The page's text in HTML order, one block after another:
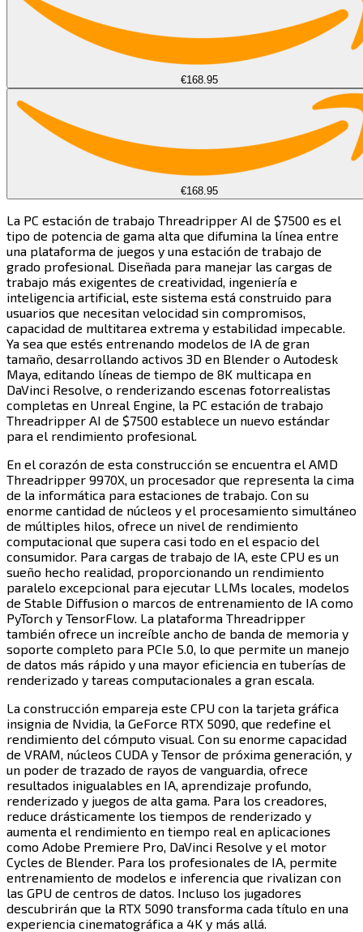
€168.95
€168.95
La PC estación de trabajo Threadripper AI de $7500 es el
tipo de potencia de gama alta que difumina la línea entre
una plataforma de juegos y una estación de trabajo de
grado profesional. Diseñada para manejar las cargas de
trabajo más exigentes de creatividad, ingeniería e
inteligencia artificial, este sistema está construido para
usuarios que necesitan velocidad sin compromisos,
capacidad de multitarea extrema y estabilidad impecable.
Ya sea que estés entrenando modelos de IA de gran
tamaño, desarrollando activos 3D en Blender o Autodesk
Maya, editando líneas de tiempo de 8K multicapa en
DaVinci Resolve, o renderizando escenas fotorrealistas
completas en Unreal Engine, la PC estación de trabajo
Threadripper AI de $7500 establece un nuevo estándar
para el rendimiento profesional.​​​​‌ ‍ ​‍​‍‌‍ ‌ ​‍‌‍‍‌‌‍‌ ‌‍‍‌‌‍ ‍​‍​‍​ ‍‍​‍​‍‌ ​ ‌‍​‌‌‍ ‍‌‍‍‌‌ ‌​‌ ‍‌​‍ ‍‌‍‍‌‌‍ ​‍​‍​‍ ​​‍​‍‌‍‍​‌ ​‍‌‍‌‌‌‍‌‍​‍​‍​ ‍‍​‍​‍​‍ ‌‍​‌‌‍‌​‌‍ ‌‌‍‍‌‌‍ ‍​‍ ‌‍‍‌‌‍ ‍‌ ‌​‌‍‌‌‌‍ ‍‌ ‌​​‍ ‌‍‌‌‌‍‌​‌‍‍‌‌ ‌​​‍ ‌‍ ‌‌‍ ‌‍‌​‌‍‌‌​ ‌‌ ​​‌ ​‍‌‍‌‌‌ ​ ‌‍‌‌‌‍ ‍‌ ‌​‌‍​‌‌ ‌​‌‍‍‌‌‍ ‌‍ ‍​ ‍ ‌‍‍‌‌‍‌​​ ‌​ ‌ ​ ​ ‌‍‌‌​ ​ ​ ‌​‌‍‌‌​ ‌‍​ ‌‍​‍ ‌​ ‌‌​ ‌‌​ ‌ ​ ​​​‍ ‌​ ‌​​ ‌‍‌‍​ ‌‍​‍​‍ ‌‌‍​‍‌‍‌‍​ ‍​​ ‌ ​‍ ‌​ ​‍‌‍​ ​ ‌‌​ ‌​​ ‍‌​ ‌‌‌‍‌​​ ​ ​ ‌ ​ ‍​​ ‌‍​ ‌​​ ‍ ‌ ‌​‌ ‍‌‌ ​​‌‍‌‌​ ‌‌‍​‍‌ ‌‌‌‍‍‌‌‍ ​‌‍‌​​ ‍ ‌ ​​‌‍​‌‌ ‌​‌‍‍​​ ‌‌‍‍‌​ ​‌​ ‍​‌‍ ‍‌‌ ‌‍ ​‌‍ ‌‍ ‍‌‍‌ ‌‌ ‌‍‌​‌‍‌‌‌ ​ ‌‍​ ​‍‌‌​ ‌‌‌​​‍‌‌ ‌‍‍ ‌‍‌‌‌ ‍‌​‍‌‌​ ​ ‌​‌​​‍‌‌​ ​ ‌​‌​​‍‌‌​ ​‍​ ​‍‌‍‌‌‌ ​ ​‍‌‌​ ​‍​ ​‍​‍‌‌​ ‌‌‌​‌​​‍ ‍‌ ‌‍‌‍​‌‌‍ ​‌ ‌‌‌‍‌‌​‍‌‌​ ‌‌‌​​‍‌‌ ‌‍‍ ‌‍‌‌‌ ‍‌​‍‌‌​ ​ ‌​‌​​‍‌‌​ ​ ‌​‌​​‍‌‌​ ​‍​ ​‍‌‍‌‌​ ‍​‌‍‌‌‌‍​ ‌‍​‌‌‍‌​​ ​ ​ ‍‌‌‍‌​‌‍‌​​ ‍​‌‍​ ​‍‌‌​ ​‍​ ​‍​‍‌‌​ ‌‌‌​‌​​‍ ‍‌‍​ ‌‍‍​‌‍‍‌‌‍ ​‌‍‌​‌ ​‍‌‍‌‌‌‍ ‍​‍‌‌​ ‌‌‌​​‍‌‌ ‌‍‍ ‌‍‌‌‌ ‍‌​‍‌‌​ ​ ‌​‌​​‍‌‌​ ​ ‌​‌​​‍‌‌​ ​‍​ ​‍‌‍​‍​ ‍‌‌‍‌​​ ‍​​ ​‌​ ​ ​ ‌‍​ ‍​​ ‍‌​ ‌ ​ ​‌​ ‌ ​‍‌‌​ ​‍​ ​‍​‍‌‌​ ‌‌‌​‌​​‍ ‍‌ ‌​‌‍‌‌‌ ‍​‌ ‌​​ ‌‍​‍‌‍​‌‌ ​ ‌‍‌‌‌‌‌‌‌ ​‍‌‍ ​​ ‌​‍‌‌​ ​‍‌​‌‍‌‍​‌‌‍‌​‌‍ ‌‌‍‍‌‌‍ ‍​‍‌‍‌‍‍‌‌‍‌​​ ‌​ ‌ ​ ​ ‌‍‌‌​ ​ ​ ‌​‌‍‌‌​ ‌‍​ ‌‍​‍ ‌​ ‌‌​ ‌‌​ ‌ ​ ​​​‍ ‌​ ‌​​ ‌‍‌‍​ ‌‍​‍​‍ ‌‌‍​‍‌‍‌‍​ ‍​​ ‌ ​‍ ‌​ ​‍‌‍​ ​ ‌‌​ ‌​​ ‍‌​ ‌‌‌‍‌​​ ​ ​ ‌ ​ ‍​​ ‌‍​ ‌​​‍‌‍‌ ‌​‌ ‍‌‌ ​​‌‍‌‌​ ‌‌‍​‍‌ ‌‌‌‍‍‌‌‍ ​‌‍‌​​‍‌‍‌ ​​‌‍​‌‌ ‌​‌‍‍​​ ‌‌‍‍‌​ ​‌​ ‍​‌‍ ‍‌‌ ‌‍ ​‌‍ ‌‍ ‍‌‍‌ ‌‌ ‌‍‌​‌‍‌‌‌ ​ ‌‍​ ​‍‌‌​ ‌‌‌​​‍‌‌ ‌‍‍ ‌‍‌‌‌ ‍‌​‍‌‌​ ​ ‌​‌​​‍‌‌​ ​ ‌​‌​​‍‌‌​ ​‍​ ​‍‌‍‌‌‌ ​ ​‍‌‌​ ​‍​ ​‍​‍‌‌​ ‌‌‌​‌​​‍ ‍‌ ‌‍‌‍​‌‌‍ ​‌ ‌‌‌‍‌‌​‍‌‌​ ‌‌‌​​‍‌‌ ‌‍‍ ‌‍‌‌‌ ‍‌​‍‌‌​ ​ ‌​‌​​‍‌‌​ ​ ‌​‌​​‍‌‌​ ​‍​ ​‍‌‍‌‌​ ‍​‌‍‌‌‌‍​ ‌‍​‌‌‍‌​​ ​ ​ ‍‌‌‍‌​‌‍‌​​ ‍​‌‍​ ​‍‌‌​ ​‍​ ​‍​‍‌‌​ ‌‌‌​‌​​‍ ‍‌‍​ ‌‍‍​‌‍‍‌‌‍ ​‌‍‌​‌ ​‍‌‍‌‌‌‍ ‍​‍‌‌​ ‌‌‌​​‍‌‌ ‌‍‍ ‌‍‌‌‌ ‍‌​‍‌‌​ ​ ‌​‌​​‍‌‌​ ​ ‌​‌​​‍‌‌​ ​‍​ ​‍‌‍​‍​ ‍‌‌‍‌​​ ‍​​ ​‌​ ​ ​ ‌‍​ ‍​​ ‍‌​ ‌ ​ ​‌​ ‌ ​‍‌‌​ ​‍​ ​‍​‍‌‌​ ‌‌‌​‌​​‍ ‍‌ ‌​‌‍‌‌‌ ‍​‌ ‌​​‍‌‍‌ ​​‌‍‌‌‌ ​‍‌ ​ ‌ ​​‌‍‌‌‌‍​ ‌ ‌​‌‍‍‌‌ ‌‍‌‍‌‌​ ‌‌ ​​‌ ‌‌‌‍​‍‌‍ ​‌‍‍‌‌ ​ ‌‍‍​‌‍‌‌‌‍‌​​‍​‍‌ ‌
En el corazón de esta construcción se encuentra el AMD
Threadripper 9970X, un procesador que representa la cima
de la informática para estaciones de trabajo. Con su
enorme cantidad de núcleos y el procesamiento simultáneo
de múltiples hilos, ofrece un nivel de rendimiento
computacional que supera casi todo en el espacio del
consumidor. Para cargas de trabajo de IA, este CPU es un
sueño hecho realidad, proporcionando un rendimiento
paralelo excepcional para ejecutar LLMs locales, modelos
de Stable Diffusion o marcos de entrenamiento de IA como
PyTorch y TensorFlow. La plataforma Threadripper
también ofrece un increíble ancho de banda de memoria y
soporte completo para PCIe 5.0, lo que permite un manejo
de datos más rápido y una mayor eficiencia en tuberías de
renderizado y tareas computacionales a gran escala.​​​​‌ ‍ ​‍​‍‌‍ ‌ ​‍‌‍‍‌‌‍‌ ‌‍‍‌‌‍ ‍​‍​‍​ ‍‍​‍​‍‌ ​ ‌‍​‌‌‍ ‍‌‍‍‌‌ ‌​‌ ‍‌​‍ ‍‌‍‍‌‌‍ ​‍​‍​‍ ​​‍​‍‌‍‍​‌ ​‍‌‍‌‌‌‍‌‍​‍​‍​ ‍‍​‍​‍​‍ ‌‍​‌‌‍‌​‌‍ ‌‌‍‍‌‌‍ ‍​‍ ‌‍‍‌‌‍ ‍‌ ‌​‌‍‌‌‌‍ ‍‌ ‌​​‍ ‌‍‌‌‌‍‌​‌‍‍‌‌ ‌​​‍ ‌‍ ‌‌‍ ‌‍‌​‌‍‌‌​ ‌‌ ​​‌ ​‍‌‍‌‌‌ ​ ‌‍‌‌‌‍ ‍‌ ‌​‌‍​‌‌ ‌​‌‍‍‌‌‍ ‌‍ ‍​ ‍ ‌‍‍‌‌‍‌​​ ‌​ ‌ ​ ​ ‌‍‌‌​ ​ ​ ‌​‌‍‌‌​ ‌‍​ ‌‍​‍ ‌​ ‌‌​ ‌‌​ ‌ ​ ​​​‍ ‌​ ‌​​ ‌‍‌‍​ ‌‍​‍​‍ ‌‌‍​‍‌‍‌‍​ ‍​​ ‌ ​‍ ‌​ ​‍‌‍​ ​ ‌‌​ ‌​​ ‍‌​ ‌‌‌‍‌​​ ​ ​ ‌ ​ ‍​​ ‌‍​ ‌​​ ‍ ‌ ‌​‌ ‍‌‌ ​​‌‍‌‌​ ‌‌‍​‍‌ ‌‌‌‍‍‌‌‍ ​‌‍‌​​ ‍ ‌ ​​‌‍​‌‌ ‌​‌‍‍​​ ‌‌‍‍‌​ ​‌​ ‍​‌‍ ‍‌‌ ‌‍ ​‌‍ ‌‍ ‍‌‍‌ ‌‌ ‌‍‌​‌‍‌‌‌ ​ ‌‍​ ​‍‌‌​ ‌‌‌​​‍‌‌ ‌‍‍ ‌‍‌‌‌ ‍‌​‍‌‌​ ​ ‌​‌​​‍‌‌​ ​ ‌​‌​​‍‌‌​ ​‍​ ​‍‌‍‌‌‌ ​ ​‍‌‌​ ​‍​ ​‍​‍‌‌​ ‌‌‌​‌​​‍ ‍‌ ‌‍‌‍​‌‌‍ ​‌ ‌‌‌‍‌‌​‍‌‌​ ‌‌‌​​‍‌‌ ‌‍‍ ‌‍‌‌‌ ‍‌​‍‌‌​ ​ ‌​‌​​‍‌‌​ ​ ‌​‌​​‍‌‌​ ​‍​ ​‍​ ​‍​ ‌ ‌‍‌‍‌‍​‌‌‍​‍‌‍‌‌‌‍‌‌‌‍‌​‌‍‌‌​ ‌‍‌‍​ ‌‍​ ​‍‌‌​ ​‍​ ​‍​‍‌‌​ ‌‌‌​‌​​‍ ‍‌‍​ ‌‍‍​‌‍‍‌‌‍ ​‌‍‌​‌ ​‍‌‍‌‌‌‍ ‍​‍‌‌​ ‌‌‌​​‍‌‌ ‌‍‍ ‌‍‌‌‌ ‍‌​‍‌‌​ ​ ‌​‌​​‍‌‌​ ​ ‌​‌​​‍‌‌​ ​‍​ ​‍​ ‌‌‌‍‌​‌‍‌​​ ‌​​ ‌​‌‍​‌​ ​​​ ​‍​ ‌​​ ‌‍‌‍​‍​ ​‍​‍‌‌​ ​‍​ ​‍​‍‌‌​ ‌‌‌​‌​​‍ ‍‌ ‌​‌‍‌‌‌ ‍​‌ ‌​​ ‌‍​‍‌‍​‌‌ ​ ‌‍‌‌‌‌‌‌‌ ​‍‌‍ ​​ ‌​‍‌‌​ ​‍‌​‌‍‌‍​‌‌‍‌​‌‍ ‌‌‍‍‌‌‍ ‍​‍‌‍‌‍‍‌‌‍‌​​ ‌​ ‌ ​ ​ ‌‍‌‌​ ​ ​ ‌​‌‍‌‌​ ‌‍​ ‌‍​‍ ‌​ ‌‌​ ‌‌​ ‌ ​ ​​​‍ ‌​ ‌​​ ‌‍‌‍​ ‌‍​‍​‍ ‌‌‍​‍‌‍‌‍​ ‍​​ ‌ ​‍ ‌​ ​‍‌‍​ ​ ‌‌​ ‌​​ ‍‌​ ‌‌‌‍‌​​ ​ ​ ‌ ​ ‍​​ ‌‍​ ‌​​‍‌‍‌ ‌​‌ ‍‌‌ ​​‌‍‌‌​ ‌‌‍​‍‌ ‌‌‌‍‍‌‌‍ ​‌‍‌​​‍‌‍‌ ​​‌‍​‌‌ ‌​‌‍‍​​ ‌‌‍‍‌​ ​‌​ ‍​‌‍ ‍‌‌ ‌‍ ​‌‍ ‌‍ ‍‌‍‌ ‌‌ ‌‍‌​‌‍‌‌‌ ​ ‌‍​ ​‍‌‌​ ‌‌‌​​‍‌‌ ‌‍‍ ‌‍‌‌‌ ‍‌​‍‌‌​ ​ ‌​‌​​‍‌‌​ ​ ‌​‌​​‍‌‌​ ​‍​ ​‍‌‍‌‌‌ ​ ​‍‌‌​ ​‍​ ​‍​‍‌‌​ ‌‌‌​‌​​‍ ‍‌ ‌‍‌‍​‌‌‍ ​‌ ‌‌‌‍‌‌​‍‌‌​ ‌‌‌​​‍‌‌ ‌‍‍ ‌‍‌‌‌ ‍‌​‍‌‌​ ​ ‌​‌​​‍‌‌​ ​ ‌​‌​​‍‌‌​ ​‍​ ​‍​ ​‍​ ‌ ‌‍‌‍‌‍​‌‌‍​‍‌‍‌‌‌‍‌‌‌‍‌​‌‍‌‌​ ‌‍‌‍​ ‌‍​ ​‍‌‌​ ​‍​ ​‍​‍‌‌​ ‌‌‌​‌​​‍ ‍‌‍​ ‌‍‍​‌‍‍‌‌‍ ​‌‍‌​‌ ​‍‌‍‌‌‌‍ ‍​‍‌‌​ ‌‌‌​​‍‌‌ ‌‍‍ ‌‍‌‌‌ ‍‌​‍‌‌​ ​ ‌​‌​​‍‌‌​ ​ ‌​‌​​‍‌‌​ ​‍​ ​‍​ ‌‌‌‍‌​‌‍‌​​ ‌​​ ‌​‌‍​‌​ ​​​ ​‍​ ‌​​ ‌‍‌‍​‍​ ​‍​‍‌‌​ ​‍​ ​‍​‍‌‌​ ‌‌‌​‌​​‍ ‍‌ ‌​‌‍‌‌‌ ‍​‌ ‌​​‍‌‍‌ ​​‌‍‌‌‌ ​‍‌ ​ ‌ ​​‌‍‌‌‌‍​ ‌ ‌​‌‍‍‌‌ ‌‍‌‍‌‌​ ‌‌ ​​‌ ‌‌‌‍​‍‌‍ ​‌‍‍‌‌ ​ ‌‍‍​‌‍‌‌‌‍‌​​‍​‍‌ ‌
La construcción empareja este CPU con la tarjeta gráfica
insignia de Nvidia, la GeForce RTX 5090, que redefine el
rendimiento del cómputo visual. Con su enorme capacidad
de VRAM, núcleos CUDA y Tensor de próxima generación, y
un poder de trazado de rayos de vanguardia, ofrece
resultados inigualables en IA, aprendizaje profundo,
renderizado y juegos de alta gama. Para los creadores,
reduce drásticamente los tiempos de renderizado y
aumenta el rendimiento en tiempo real en aplicaciones
como Adobe Premiere Pro, DaVinci Resolve y el motor
Cycles de Blender. Para los profesionales de IA, permite
entrenamiento de modelos e inferencia que rivalizan con
las GPU de centros de datos. Incluso los jugadores
descubrirán que la RTX 5090 transforma cada título en una
experiencia cinematográfica a 4K y más allá.​​​​‌ ‍ ​‍​‍‌‍ ‌ ​‍‌‍‍‌‌‍‌ ‌‍‍‌‌‍ ‍​‍​‍​ ‍‍​‍​‍‌ ​ ‌‍​‌‌‍ ‍‌‍‍‌‌ ‌​‌ ‍‌​‍ ‍‌‍‍‌‌‍ ​‍​‍​‍ ​​‍​‍‌‍‍​‌ ​‍‌‍‌‌‌‍‌‍​‍​‍​ ‍‍​‍​‍​‍ ‌‍​‌‌‍‌​‌‍ ‌‌‍‍‌‌‍ ‍​‍ ‌‍‍‌‌‍ ‍‌ ‌​‌‍‌‌‌‍ ‍‌ ‌​​‍ ‌‍‌‌‌‍‌​‌‍‍‌‌ ‌​​‍ ‌‍ ‌‌‍ ‌‍‌​‌‍‌‌​ ‌‌ ​​‌ ​‍‌‍‌‌‌ ​ ‌‍‌‌‌‍ ‍‌ ‌​‌‍​‌‌ ‌​‌‍‍‌‌‍ ‌‍ ‍​ ‍ ‌‍‍‌‌‍‌​​ ‌​ ‌ ​ ​ ‌‍‌‌​ ​ ​ ‌​‌‍‌‌​ ‌‍​ ‌‍​‍ ‌​ ‌‌​ ‌‌​ ‌ ​ ​​​‍ ‌​ ‌​​ ‌‍‌‍​ ‌‍​‍​‍ ‌‌‍​‍‌‍‌‍​ ‍​​ ‌ ​‍ ‌​ ​‍‌‍​ ​ ‌‌​ ‌​​ ‍‌​ ‌‌‌‍‌​​ ​ ​ ‌ ​ ‍​​ ‌‍​ ‌​​ ‍ ‌ ‌​‌ ‍‌‌ ​​‌‍‌‌​ ‌‌‍​‍‌ ‌‌‌‍‍‌‌‍ ​‌‍‌​​ ‍ ‌ ​​‌‍​‌‌ ‌​‌‍‍​​ ‌‌‍‍‌​ ​‌​ ‍​‌‍ ‍‌‌ ‌‍ ​‌‍ ‌‍ ‍‌‍‌ ‌‌ ‌‍‌​‌‍‌‌‌ ​ ‌‍​ ​‍‌‌​ ‌‌‌​​‍‌‌ ‌‍‍ ‌‍‌‌‌ ‍‌​‍‌‌​ ​ ‌​‌​​‍‌‌​ ​ ‌​‌​​‍‌‌​ ​‍​ ​‍‌‍‌‌‌ ​ ​‍‌‌​ ​‍​ ​‍​‍‌‌​ ‌‌‌​‌​​‍ ‍‌ ‌‍‌‍​‌‌‍ ​‌ ‌‌‌‍‌‌​‍‌‌​ ‌‌‌​​‍‌‌ ‌‍‍ ‌‍‌‌‌ ‍‌​‍‌‌​ ​ ‌​‌​​‍‌‌​ ​ ‌​‌​​‍‌‌​ ​‍​ ​‍‌‍​‌​ ​‍​ ‌ ‌‍‌‍​ ‍‌​ ​‌‌‍‌‍‌‍‌‍​ ‌ ​ ‍​​ ​​​ ‍‌​‍‌‌​ ​‍​ ​‍​‍‌‌​ ‌‌‌​‌​​‍ ‍‌‍​ ‌‍‍​‌‍‍‌‌‍ ​‌‍‌​‌ ​‍‌‍‌‌‌‍ ‍​‍‌‌​ ‌‌‌​​‍‌‌ ‌‍‍ ‌‍‌‌‌ ‍‌​‍‌‌​ ​ ‌​‌​​‍‌‌​ ​ ‌​‌​​‍‌‌​ ​‍​ ​‍​ ​​‌‍​‍​ ‌​‌‍​‌​ ​ ​ ​‌​ ‌​​ ‍‌​ ‌‍​ ‌​​ ​​​ ‍‌​‍‌‌​ ​‍​ ​‍​‍‌‌​ ‌‌‌​‌​​‍ ‍‌ ‌​‌‍‌‌‌ ‍​‌ ‌​​ ‌‍​‍‌‍​‌‌ ​ ‌‍‌‌‌‌‌‌‌ ​‍‌‍ ​​ ‌​‍‌‌​ ​‍‌​‌‍‌‍​‌‌‍‌​‌‍ ‌‌‍‍‌‌‍ ‍​‍‌‍‌‍‍‌‌‍‌​​ ‌​ ‌ ​ ​ ‌‍‌‌​ ​ ​ ‌​‌‍‌‌​ ‌‍​ ‌‍​‍ ‌​ ‌‌​ ‌‌​ ‌ ​ ​​​‍ ‌​ ‌​​ ‌‍‌‍​ ‌‍​‍​‍ ‌‌‍​‍‌‍‌‍​ ‍​​ ‌ ​‍ ‌​ ​‍‌‍​ ​ ‌‌​ ‌​​ ‍‌​ ‌‌‌‍‌​​ ​ ​ ‌ ​ ‍​​ ‌‍​ ‌​​‍‌‍‌ ‌​‌ ‍‌‌ ​​‌‍‌‌​ ‌‌‍​‍‌ ‌‌‌‍‍‌‌‍ ​‌‍‌​​‍‌‍‌ ​​‌‍​‌‌ ‌​‌‍‍​​ ‌‌‍‍‌​ ​‌​ ‍​‌‍ ‍‌‌ ‌‍ ​‌‍ ‌‍ ‍‌‍‌ ‌‌ ‌‍‌​‌‍‌‌‌ ​ ‌‍​ ​‍‌‌​ ‌‌‌​​‍‌‌ ‌‍‍ ‌‍‌‌‌ ‍‌​‍‌‌​ ​ ‌​‌​​‍‌‌​ ​ ‌​‌​​‍‌‌​ ​‍​ ​‍‌‍‌‌‌ ​ ​‍‌‌​ ​‍​ ​‍​‍‌‌​ ‌‌‌​‌​​‍ ‍‌ ‌‍‌‍​‌‌‍ ​‌ ‌‌‌‍‌‌​‍‌‌​ ‌‌‌​​‍‌‌ ‌‍‍ ‌‍‌‌‌ ‍‌​‍‌‌​ ​ ‌​‌​​‍‌‌​ ​ ‌​‌​​‍‌‌​ ​‍​ ​‍‌‍​‌​ ​‍​ ‌ ‌‍‌‍​ ‍‌​ ​‌‌‍‌‍‌‍‌‍​ ‌ ​ ‍​​ ​​​ ‍‌​‍‌‌​ ​‍​ ​‍​‍‌‌​ ‌‌‌​‌​​‍ ‍‌‍​ ‌‍‍​‌‍‍‌‌‍ ​‌‍‌​‌ ​‍‌‍‌‌‌‍ ‍​‍‌‌​ ‌‌‌​​‍‌‌ ‌‍‍ ‌‍‌‌‌ ‍‌​‍‌‌​ ​ ‌​‌​​‍‌‌​ ​ ‌​‌​​‍‌‌​ ​‍​ ​‍​ ​​‌‍​‍​ ‌​‌‍​‌​ ​ ​ ​‌​ ‌​​ ‍‌​ ‌‍​ ‌​​ ​​​ ‍‌​‍‌‌​ ​‍​ ​‍​‍‌‌​ ‌‌‌​‌​​‍ ‍‌ ‌​‌‍‌‌‌ ‍​‌ ‌​​‍‌‍‌ ​​‌‍‌‌‌ ​‍‌ ​ ‌ ​​‌‍‌‌‌‍​ ‌ ‌​‌‍‍‌‌ ‌‍‌‍‌‌​ ‌‌ ​​‌ ‌‌‌‍​‍‌‍ ​‌‍‍‌‌ ​ ‌‍‍​‌‍‌‌‌‍‌​​‍​‍‌ ‌